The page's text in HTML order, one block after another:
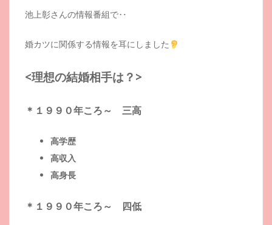
池上彰さんの情報番組で‥
婚カツに関係する情報を耳にしました
<理想の結婚相手は？>
＊１９９０年ころ～ 三高
高学歴
高収入
高身長
＊１９９０年ころ～ 四低